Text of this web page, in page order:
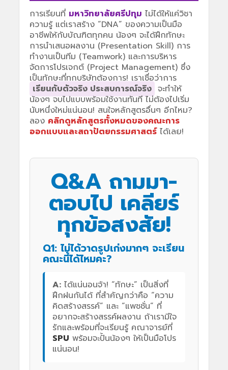
การเรียนที่ มหาวิทยาลัยศรีปทุม ไม่ได้ให้แค่วิชา
ความรู้ แต่เราสร้าง “DNA” ของความเป็นมือ
อาชีพให้กับบัณฑิตทุกคน น้องๆ จะได้ฝึกทักษะ
การนำเสนอผลงาน (Presentation Skill) การ
ทำงานเป็นทีม (Teamwork) และการบริหาร
จัดการโปรเจกต์ (Project Management) ซึ่ง
เป็นทักษะที่ทุกบริษัทต้องการ! เราเชื่อว่าการ
เรียนกับตัวจริง ประสบการณ์จริง จะทำให้
น้องๆ จบไปแบบพร้อมใช้งานทันที ไม่ต้องไปเริ่ม
นับหนึ่งใหม่แน่นอน! สนใจหลักสูตรอื่นๆ อีกไหม?
ลอง คลิกดูหลักสูตรทั้งหมดของคณะการ
ออกแบบและสถาปัตยกรรมศาสตร์ได้เลย!
Q&A ถามมา-
ตอบไป เคลียร์
ทุกข้อสงสัย!
Q1: ไม่ได้วาดรูปเก่งมากๆ จะเรียน
คณะนี้ได้ไหมคะ?
A:ได้แน่นอนจ้า! “ทักษะ” เป็นสิ่งที่
ฝึกฝนกันได้ ที่สำคัญกว่าคือ “ความ
คิดสร้างสรรค์” และ “แพชชั่น” ที่
อยากจะสร้างสรรค์ผลงาน ถ้าเรามีใจ
รักและพร้อมที่จะเรียนรู้ คณาจารย์ที่
SPU พร้อมจะปั้นน้องๆ ให้เป็นมือโปร
แน่นอน!